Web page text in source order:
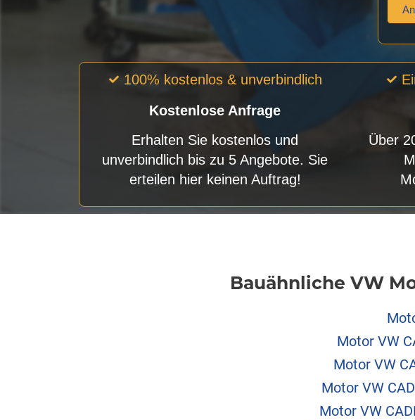
100% kostenlos & unverbindlich
Kostenlose Anfrage
Erhalten Sie kostenlos und
unverbindlich bis zu 5 Angebote. Sie
erteilen hier keinen Auftrag!
Über
Bauähnliche VW
Motor VW
Motor VW
Motor VW
Motor VW